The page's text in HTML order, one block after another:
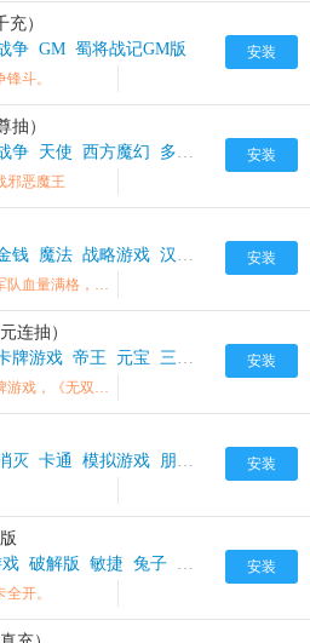
安装
）
争 GM 蜀将战记GM版
斗。
安装
抽）
争 天使 西方魔幻 多人在线 中娅之
邪恶魔王
安装
钱 魔法 战略游戏 汉化版 终极 破解
魔法值满格，所有军队血量满格，每按一下金钱增加10000。
安装
连抽）
牌游戏 帝王 元宝 三国策略 送VIP
全新的三国策略卡牌游戏，《无双魏蜀吴（送万元连抽）》升级就送2万元真实充值，而且能激活线上活动，各种福利应有尽有！
安装
灭 卡通 模拟游戏 朋友
安装
破解版 敏捷 兔子 战争
开。